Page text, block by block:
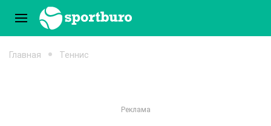
Главная Теннис